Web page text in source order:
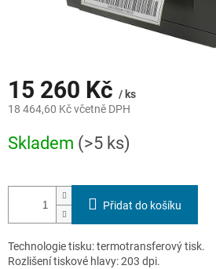
15 260 Kč / ks
18 464,60 Kč včetně DPH
cena:
Skladem (>5 ks)
Přidat do košíku
Technologie tisku: termotransferový tisk.
Rozlišení tiskové hlavy: 203 dpi.